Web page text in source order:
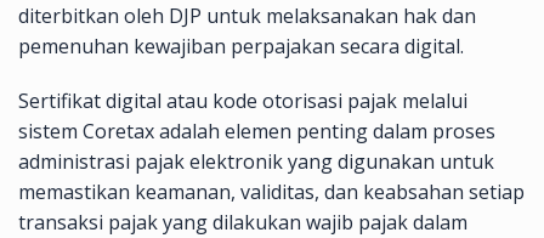
diterbitkan oleh DJP untuk melaksanakan hak dan
pemenuhan kewajiban perpajakan secara digital.
Sertifikat digital atau kode otorisasi pajak melalui
sistem Coretax adalah elemen penting dalam proses
administrasi pajak elektronik yang digunakan untuk
memastikan keamanan, validitas, dan keabsahan setiap
transaksi pajak yang dilakukan wajib pajak dalam